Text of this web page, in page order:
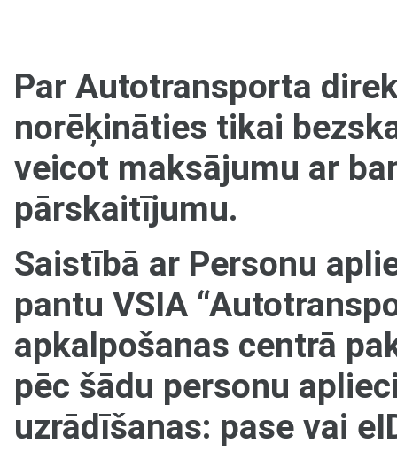
Par Autotransporta
norēķināties tikai
veicot maksājumu ar
pārskaitījumu.
Saistībā ar Personu
pantu VSIA
apkalpošanas centrā
pēc šādu personu
uzrādīšanas: pase vai